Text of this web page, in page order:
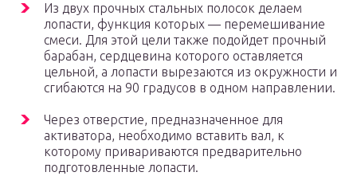
Из двух прочных стальных полосок делаем
лопасти, функция которых — перемешивание
смеси. Для этой цели также подойдет прочный
барабан, сердцевина которого оставляется
цельной, а лопасти вырезаются из окружности и
сгибаются на 90 градусов в одном направлении.
Через отверстие, предназначенное для
активатора, необходимо вставить вал, к
которому привариваются предварительно
подготовленные лопасти.